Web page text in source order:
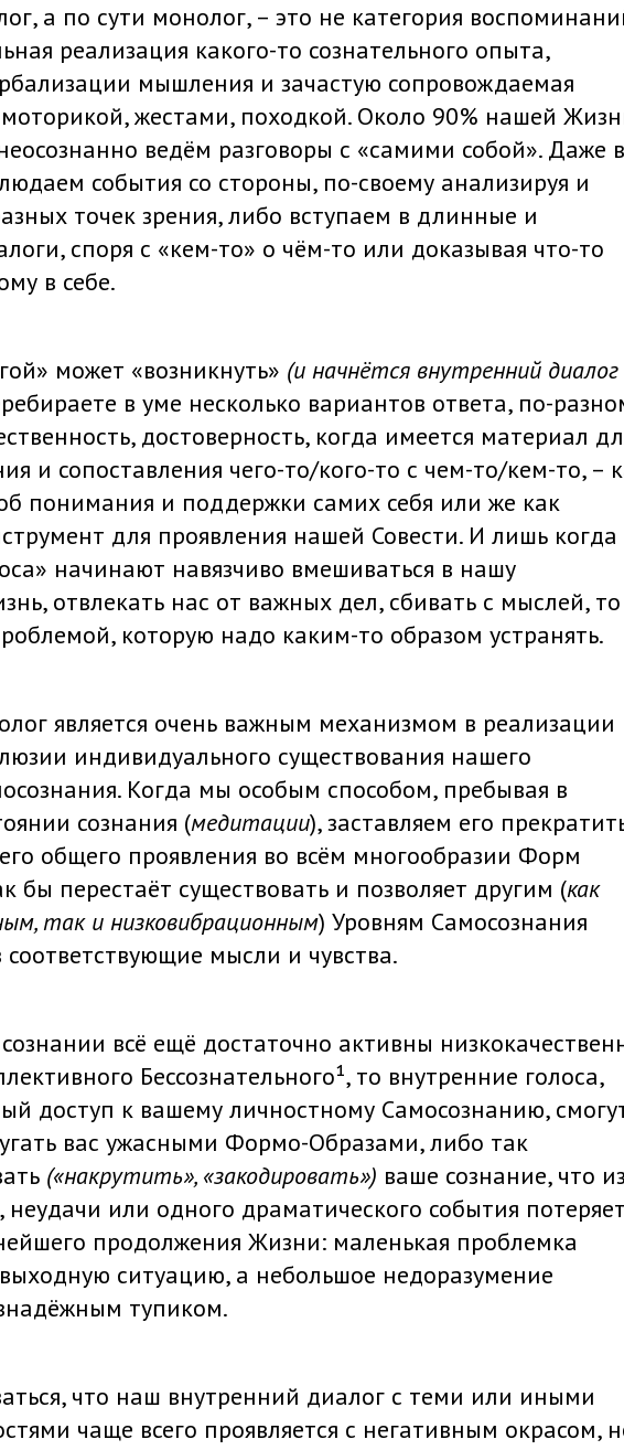
а по сути монолог, – это не категория
реализация какого-то сознательного опыта,
мышления и зачастую сопровождаемая
жестами, походкой. Около 90% нашей
ведём разговоры с «самими собой». Даже
события со стороны, по-своему анализируя и
точек зрения, либо вступаем в длинные и
споря с «кем-то» о чём-то или доказывая что-то
в себе.
может «возникнуть» (и начнётся внутренний диалог
в уме несколько вариантов ответа, по-
достоверность, когда имеется материал
и сопоставления чего-то/кого-то с чем-то/кем-то, –
понимания и поддержки самих себя или же как
для проявления нашей Совести. И лишь когда
начинают навязчиво вмешиваться в нашу
отвлекать нас от важных дел, сбивать с мыслей, то
которую надо каким-то образом устранять.
является очень важным механизмом в реализации
индивидуального существования нашего
Когда мы особым способом, пребывая в
сознания (медитации), заставляем его
общего проявления во всём многообразии Форм
бы перестаёт существовать и позволяет другим (как
так и низковибрационным) Уровням Самосознания
соответствующие мысли и чувства.
всё ещё достаточно активны
Бессознательного¹, то внутренние голоса,
доступ к вашему личностному Самосознанию,
вас ужасными Формо-Образами, либо так
(«накрутить», «закодировать») ваше сознание, что
или одного драматического события
продолжения Жизни: маленькая проблемка
ситуацию, а небольшое недоразумение
тупиком.
что наш внутренний диалог с теми или иными
чаще всего проявляется с негативным окрасом,